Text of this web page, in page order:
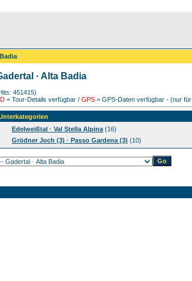
· Alta Badia
451415)
= Tour-Details verfügbar / GPS = GPS-Daten verfügbar - (nur für
Edelweißtal · Val Stella Alpina (16)
Grödner Joch (3) · Passo Gardena (3) (10)